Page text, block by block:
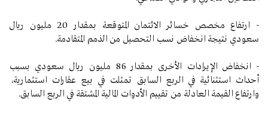
- ارتفاع مخصص خسائر الائتمان المتوقعة بمقدار 20 مليون ريال
سعودي نتيجة انخفاض نسب التحصيل من الذمم المتقادمة.
- انخفاض الإيرادات الأخرى بمقدار 86 مليون ريال سعودي بسبب
أحداث استثنائية في الربع السابق تمثلت في بيع عقارات استثمارية،
وارتفاع القيمة العادلة من تقييم الأدوات المالية المشتقة في الربع السابق.